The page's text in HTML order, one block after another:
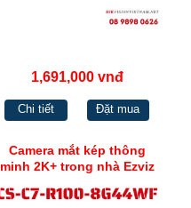
1,691,000 vnđ
Chi tiết Đặt mua
Camera mắt kép thông
minh 2K+ trong nhà Ezviz